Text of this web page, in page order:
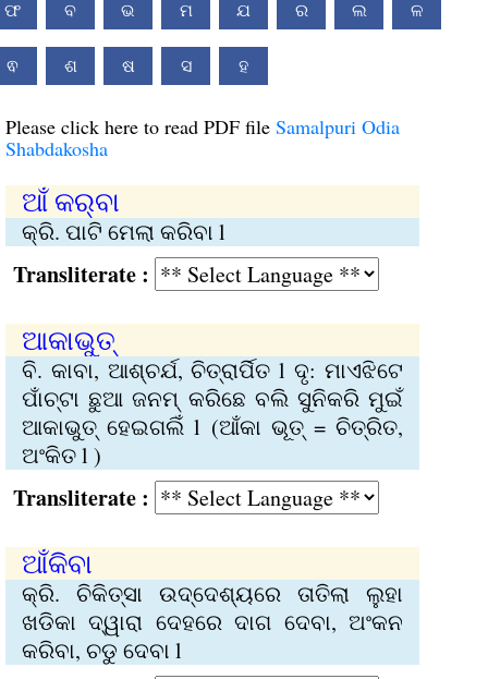
ଫ ବ ଭ ମ ଯ ର ଲ ଳ
ଵ ଶ ଷ ସ ହ
Please click here to read PDF file Samalpuri Odia
Shabdakosha
ଆଁ କର୍‍ବା
କ୍ରି. ପାଟି ମେଲା କରିବା l
:
ଆକାଭୁତ୍‍
ବି. କାବା, ଆଶ୍ଚର୍ଯ, ଚିତ୍ରାର୍ପିତ l ଦୃ: ମାଏଝିଟେ
ପାଁଚ୍‍ଟା ଛୁଆ ଜନମ୍‍ କରିଛେ ବଲି ସୁନିକରି ମୁଇଁ
ଆକାଭୁତ୍‍ ହେଇଗଲିଁ l (ଆଁକା ଭୂତ୍‍ = ଚିତ୍ରିତ,
ଅଂକିତ l )
:
ଆଁକିବା
କ୍ରି. ଚିକିତ୍ସା ଉଦ୍ଦେଶ୍ୟରେ ତାତିଲା ଲୁହା
ଖଡିକା ଦ୍ୱାରା ଦେହରେ ଦାଗ ଦେବା, ଅଂକନ
କରିବା, ଚଡୁ ଦେବା l